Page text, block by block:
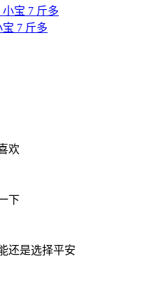
7 斤多
欢
下
还是选择平安